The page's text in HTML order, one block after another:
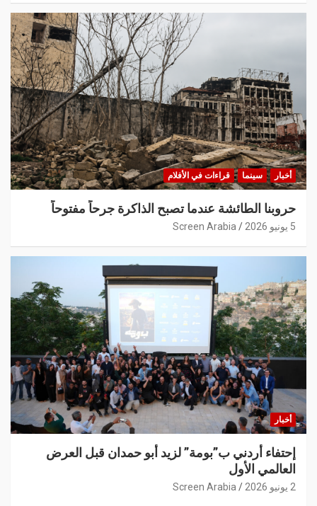
أخبار سينما قراءات في الأفلام
حروبنا الطائشة عندما تصبح الذاكرة جرحاً مفتوحاً
5 يونيو 2026 Screen Arabia
أخبار
إحتفاء أردني ب”بومة” لزيد أبو حمدان قبل العرض
العالمي الأول
2 يونيو 2026 Screen Arabia